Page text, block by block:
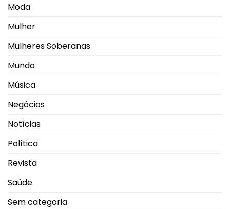
Moda
Mulher
Mulheres Soberanas
Mundo
Música
Negócios
Notícias
Política
Revista
Saúde
Sem categoria